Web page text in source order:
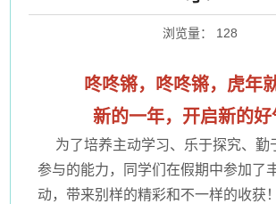
浏览量： 128
咚咚锵，咚咚锵，虎年
新的一年，开启新的好
为了培养主动学习、乐于探究、勤
参与的能力，同学们在假期中参加了
动，带来别样的精彩和不一样的收获！